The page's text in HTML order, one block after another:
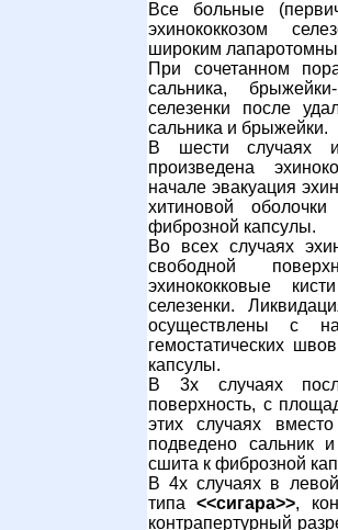
Все больные
эхинококкозом
широким
При сочетанном
сальника,
селезенки после
сальника и брыжейки.
В шести случаях
произведена
начале эвакуация
хитиновой
фиброзной капсулы.
Во всех случаях
свободной
эхинококковые
селезенки.
осуществлены с
гемостатических
капсулы.
В 3х случаях
поверхность, с
этих случаях
подведено сальник
сшита к фиброзной
В 4х случаях в
типа<<сигара>>,
контрапертурный